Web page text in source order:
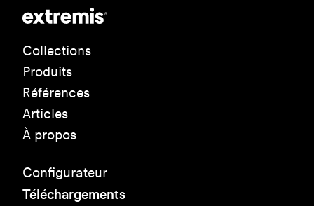
Collections
Produits
Références
Articles
À propos
Configurateur
Téléchargements